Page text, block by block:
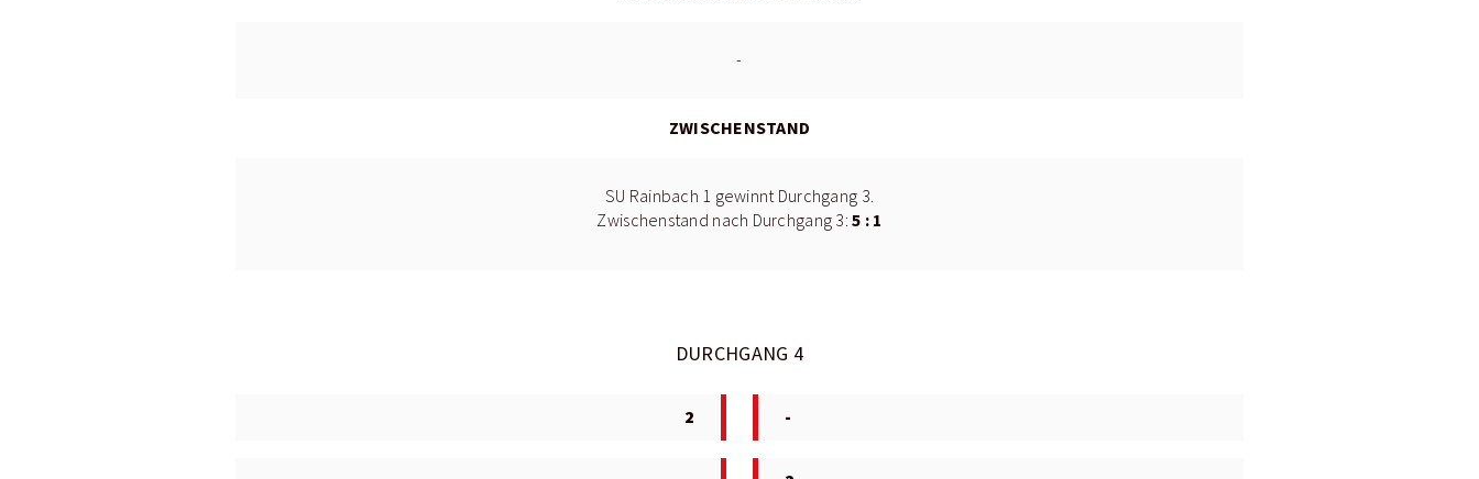
-
ZWISCHENSTAND
SU Rainbach 1 gewinnt Durchgang 3.
Zwischenstand nach Durchgang 3:5 : 1
DURCHGANG 4
2 -